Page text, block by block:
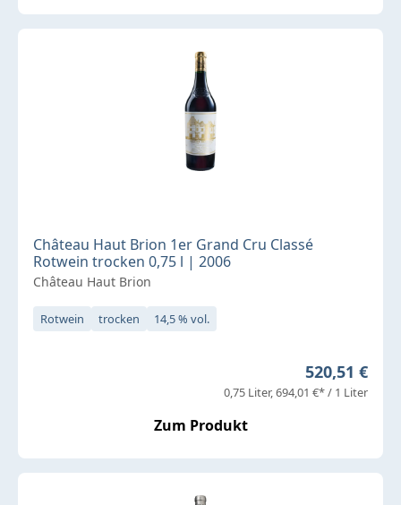
Château Haut Brion 1er Grand Cru Classé
Rotwein trocken 0,75 l | 2006
Château Haut Brion
Rotwein trocken 14,5 % vol.
Regulärer
520,51 €
0,75 Liter 694,01 €* / 1 Liter
Zum Produkt